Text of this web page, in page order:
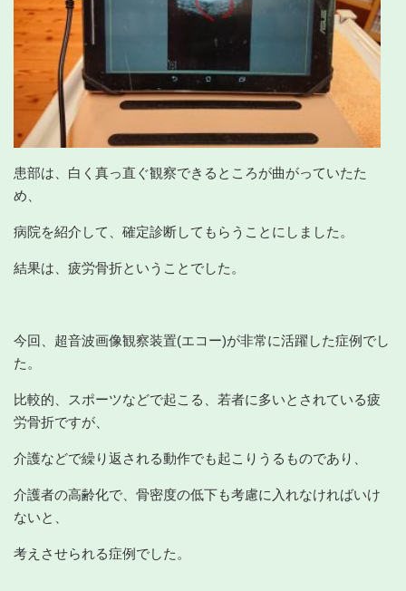
患部は、白く真っ直ぐ観察できるところが曲がっていたた
め、
病院を紹介して、確定診断してもらうことにしました。
結果は、疲労骨折ということでした。
今回、超音波画像観察装置(エコー)が非常に活躍した症例でし
た。
比較的、スポーツなどで起こる、若者に多いとされている疲
労骨折ですが、
介護などで繰り返される動作でも起こりうるものであり、
介護者の高齢化で、骨密度の低下も考慮に入れなければいけ
ないと、
考えさせられる症例でした。